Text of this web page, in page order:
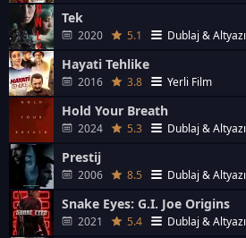
Tek
2020 5.1 Dublaj & Altyazı
Hayati Tehlike
2016 3.8 Yerli Film
Hold Your Breath
2024 5.3 Dublaj & Altyazı
Prestij
2006 8.5 Dublaj & Altyazı
Snake Eyes: G.I. Joe Origins
2021 5.4 Dublaj & Altyazı